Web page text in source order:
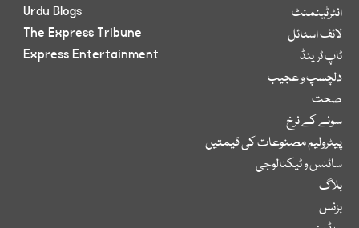
انٹرٹینمنٹ
لائف اسٹائل
ٹاپ ٹرینڈ
دلچسپ و عجیب
صحت
سونے کے نرخ
پیٹرولیم مصنوعات کی قیمتیں
سائنس و ٹیکنالوجی
بلاگ
بزنس
Urdu Blogs
The Express Tribune
Express Entertainment